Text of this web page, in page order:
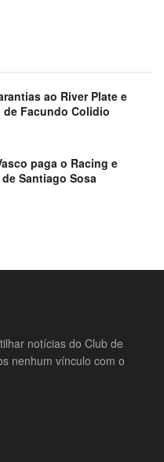
ao River Plate e
Facundo Colidio
paga o Racing e
Santiago Sosa
notícias do Club de
nenhum vínculo com o